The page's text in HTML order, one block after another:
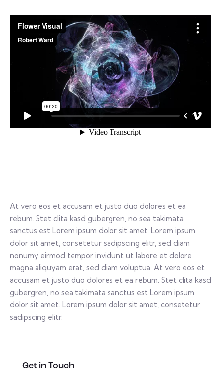
At vero eos et accusam et justo duo dolores et ea
rebum. Stet clita kasd gubergren, no sea takimata
sanctus est Lorem ipsum dolor sit amet. Lorem ipsum
dolor sit amet, consetetur sadipscing elitr, sed diam
nonumy eirmod tempor invidunt ut labore et dolore
magna aliquyam erat, sed diam voluptua. At vero eos et
accusam et justo duo dolores et ea rebum. Stet clita kasd
gubergren, no sea takimata sanctus est Lorem ipsum
dolor sit amet. Lorem ipsum dolor sit amet, consetetur
sadipscing elitr.
Get in Touch